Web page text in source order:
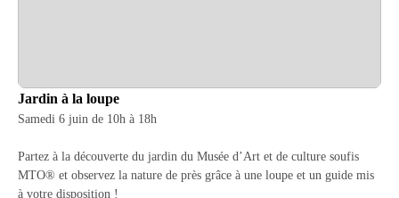
Jardin à la loupe
Samedi 6 juin de 10h à 18h
Partez à la découverte du jardin du Musée d’Art et de culture soufis
MTO® et observez la nature de près grâce à une loupe et un guide mis
à votre disposition !